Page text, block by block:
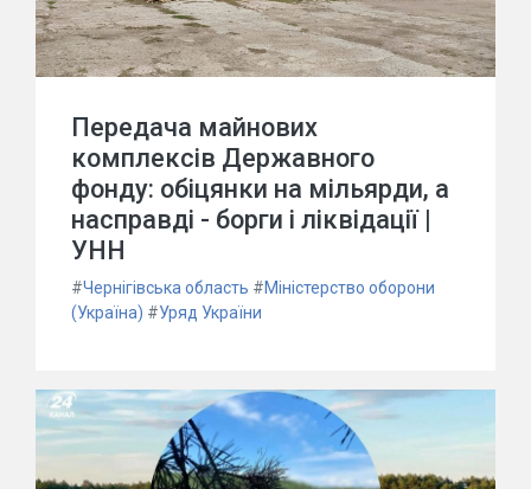
Передача майнових
комплексів Державного
фонду: обіцянки на мільярди, а
насправді - борги і ліквідації |
УНН
#Чернігівська область #Міністерство оборони
(Україна) #Уряд України